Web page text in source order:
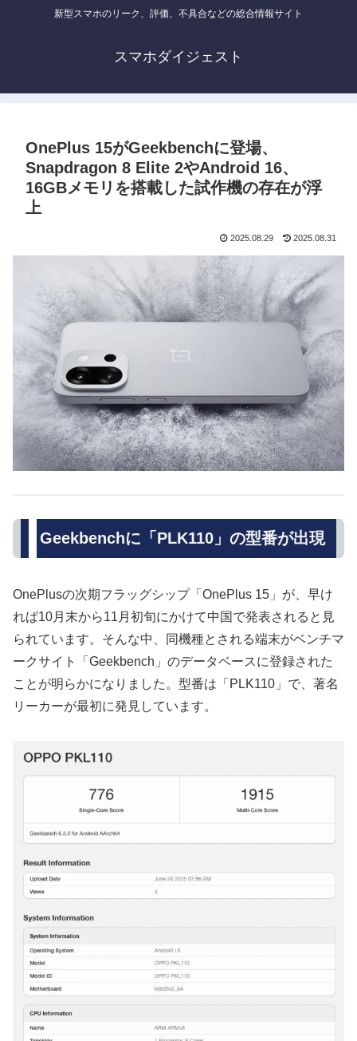
新型スマホのリーク、評価、不具合などの総合情報サイト
スマホダイジェスト
OnePlus 15がGeekbenchに登場、
Snapdragon 8 Elite 2やAndroid 16、
16GBメモリを搭載した試作機の存在が浮
上
2025.08.29 2025.08.31
Geekbenchに「PLK110」の型番が出現
OnePlusの次期フラッグシップ「OnePlus 15」が、早け
れば10月末から11月初旬にかけて中国で発表されると見
られています。そんな中、同機種とされる端末がベンチマ
ークサイト「Geekbench」のデータベースに登録された
ことが明らかになりました。型番は「PLK110」で、著名
リーカーが最初に発見しています。